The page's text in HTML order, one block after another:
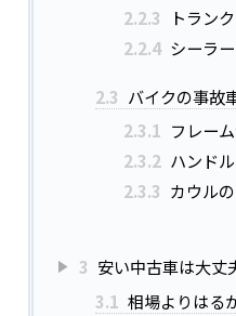
2.2.3
トラン
2.2.4 シーラ
2.3 バイクの事故
2.3.1 フレー
2.3.2 ハンド
2.3.3 カウル
3 安い中古車は大丈
3.1 相場よりはる